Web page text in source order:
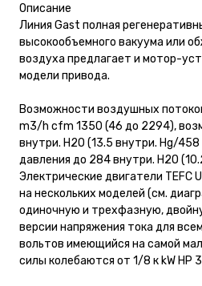
Описание
Линия Gast полная
высокообъемного вакуума или
воздуха предлагает и мотор-
модели привода.
Возможности воздушных
m3/h cfm 1350 (46 до 2294),
внутри. H2O (13.5 внутри. Hg/
давления до 284 внутри. H2O
Электрические двигатели TEFC
на нескольких моделей (см.
одиночную и трехфазную,
версии напряжения тока для
вольтов имеющийся на самой
силы колебаются от 1/8 к kW HP